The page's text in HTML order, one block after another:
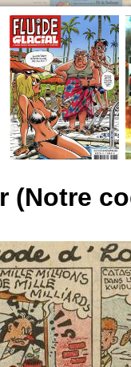
(Notre